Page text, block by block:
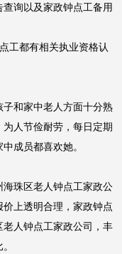
询以及家政钟点工备用
工都有相关执业资格认
子和家中老人方面十分熟
人节俭耐劳，每日定期
成员都喜欢她。
海珠区老人钟点工家政公
上透明合理，家政钟点
人钟点工家政公司，丰